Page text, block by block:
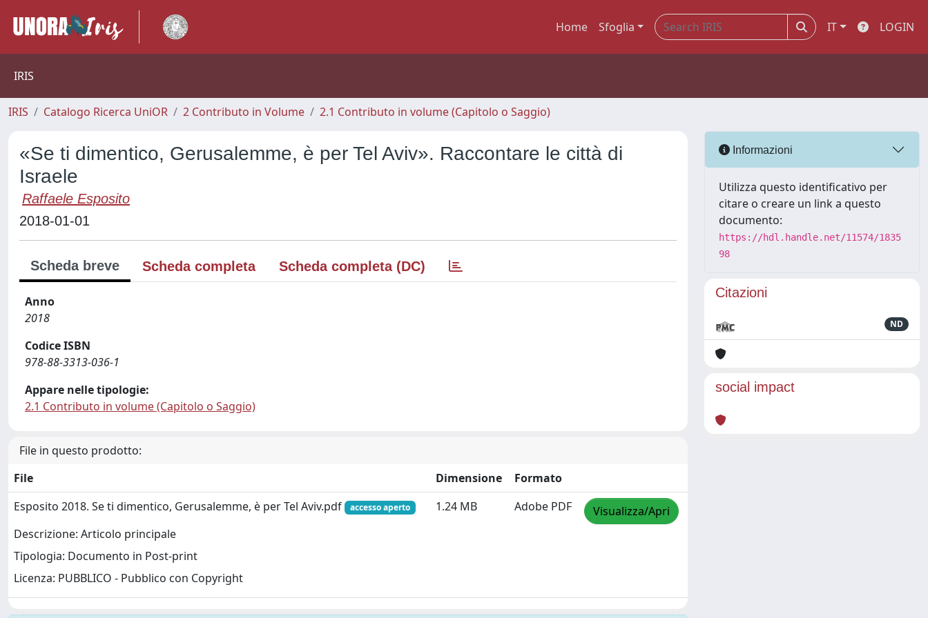
Home Sfoglia IT LOGIN
IRIS
IRIS Catalogo Ricerca UniOR 2 Contributo in Volume 2.1 Contributo in volume (Capitolo o Saggio)
«Se ti dimentico, Gerusalemme, è per Tel Aviv». Raccontare le città di
Israele
Raffaele Esposito
2018-01-01
Scheda breve Scheda completa Scheda completa (DC)
Anno
2018
Codice ISBN
978-88-3313-036-1
Appare nelle tipologie:
2.1 Contributo in volume (Capitolo o Saggio)
File in questo prodotto:
File
Dimensione
Formato
Esposito 2018. Se ti dimentico, Gerusalemme, è per Tel Aviv.pdf
accesso aperto
Descrizione: Articolo principale
Tipologia: Documento in Post-print
Licenza: PUBBLICO - Pubblico con Copyright
1.24 MB Adobe PDF Visualizza/Apri
Informazioni
Utilizza questo identificativo per
citare o creare un link a questo
documento:
https://hdl.handle.net/11574/1835
98
Citazioni
ND
social impact